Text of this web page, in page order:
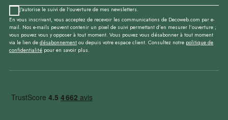
J'autorise le suivi de l'ouverture de mes newsletters.
En vous inscrivant, vous acceptez de recevoir les communications de Decoweb.com par e-
mail. Nos e-mails peuvent contenir un pixel de suivi permettant d’en mesurer l’ouverture ;
vous pouvez vous y opposer à tout moment. Vous pouvez vous désabonner à tout moment
via le lien de désabonnement ou depuis votre espace client. Consultez notre politique de
confidentialité pour en savoir plus.